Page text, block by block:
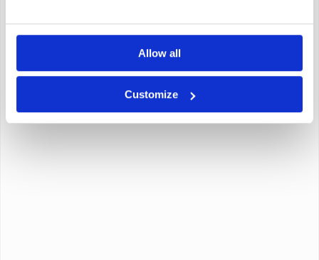
Allow all
Customize